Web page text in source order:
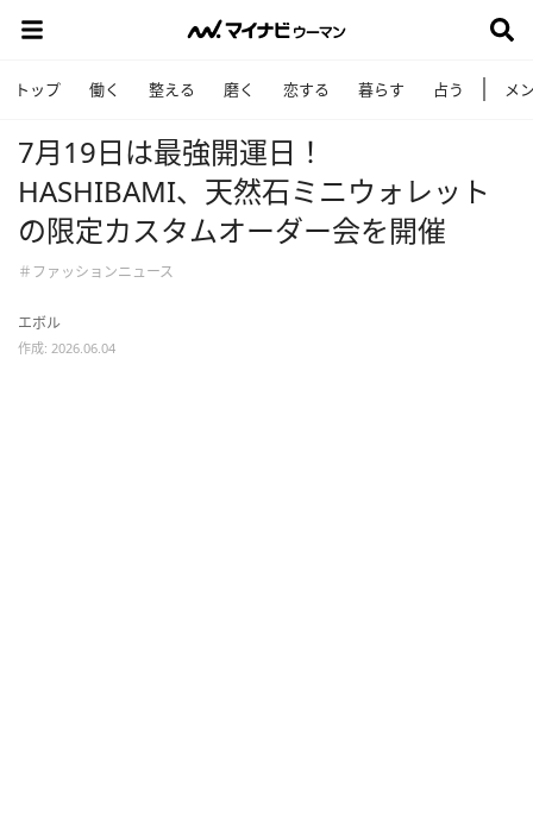
トップ 働く 整える 磨く 恋する 暮らす 占う メ
7月19日は最強開運日！
HASHIBAMI、天然石ミニウォレット
の限定カスタムオーダー会を開催
＃ファッションニュース
エボル
作成: 2026.06.04